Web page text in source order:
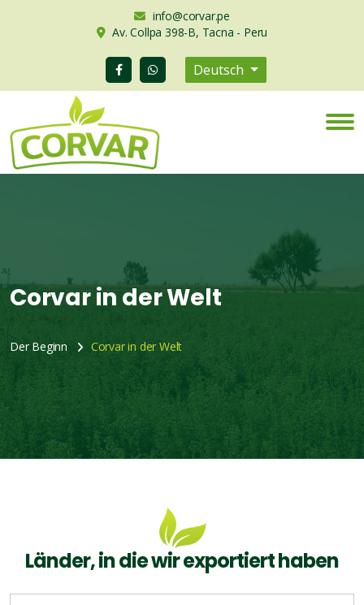
info@corvar.pe
Av. Collpa 398-B, Tacna - Peru
Deutsch
Corvar in der Welt
Der Beginn Corvar in der Welt
Länder, in die wir exportiert haben